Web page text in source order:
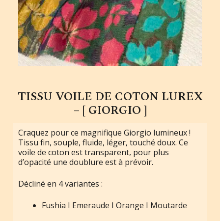
TISSU VOILE DE COTON LUREX
– [ GIORGIO ]
Craquez pour ce magnifique Giorgio lumineux !
Tissu fin, souple, fluide, léger, touché doux. Ce
voile de coton est transparent, pour plus
d’opacité une doublure est à prévoir.
Décliné en 4 variantes :
Fushia I Emeraude I Orange I Moutarde